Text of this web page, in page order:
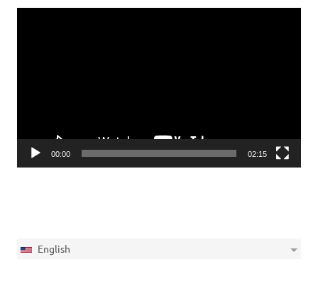
00:00 02:15
English